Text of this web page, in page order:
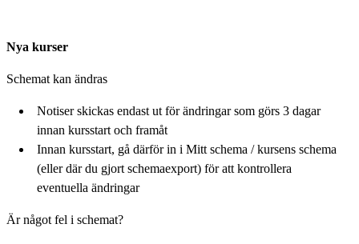
Nya kurser
Schemat kan ändras
Notiser skickas endast ut för ändringar som görs 3 dagar
innan kursstart och framåt
Innan kursstart, gå därför in i Mitt schema / kursens schema
(eller där du gjort schemaexport) för att kontrollera
eventuella ändringar
Är något fel i schemat?